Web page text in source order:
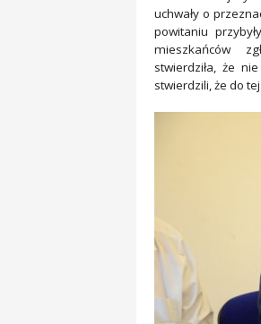
uchwały o
powitaniu
mieszkańców
stwierdziła, że
stwierdzili, że do